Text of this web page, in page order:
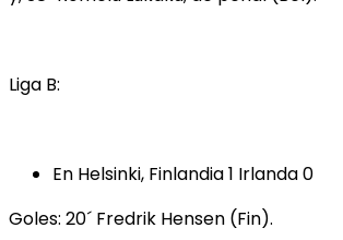
Liga B:
En Helsinki, Finlandia 1 Irlanda 0
Goles: 20´ Fredrik Hensen (Fin).